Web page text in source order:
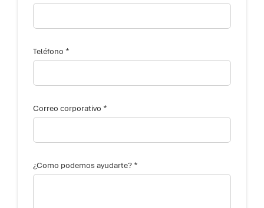
Teléfono *
Correo corporativo *
¿Como podemos ayudarte? *